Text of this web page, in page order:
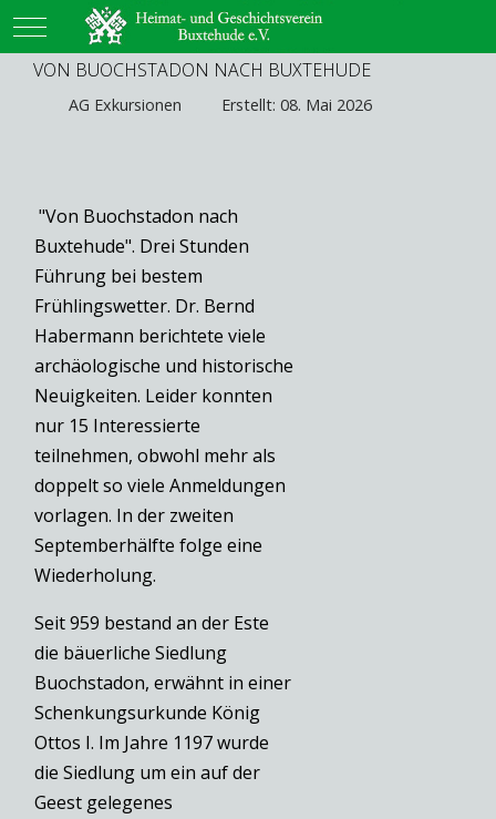
Mobile Menu Toggle
VON BUOCHSTADON NACH BUXTEHUDE
AG Exkursionen Erstellt: 08. Mai 2026
"Von Buochstadon nach
Buxtehude". Drei Stunden
Führung bei bestem
Frühlingswetter. Dr. Bernd
Habermann berichtete viele
archäologische und historische
Neuigkeiten. Leider konnten
nur 15 Interessierte
teilnehmen, obwohl mehr als
doppelt so viele Anmeldungen
vorlagen. In der zweiten
Septemberhälfte folge eine
Wiederholung.
Seit 959 bestand an der Este
die bäuerliche Siedlung
Buochstadon, erwähnt in einer
Schenkungsurkunde König
Ottos I. Im Jahre 1197 wurde
die Siedlung um ein auf der
Geest gelegenes